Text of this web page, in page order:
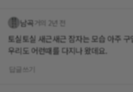
남곡 거의 2년 전
토실토실 새근새근 잠자는 모습 아주 구
우리도 어런때를 다지나 왔데요.